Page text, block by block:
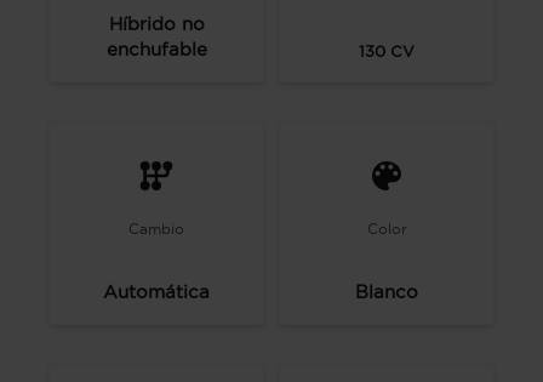
Híbrido no
enchufable
130 CV
Cambio
Automática
Color
Blanco